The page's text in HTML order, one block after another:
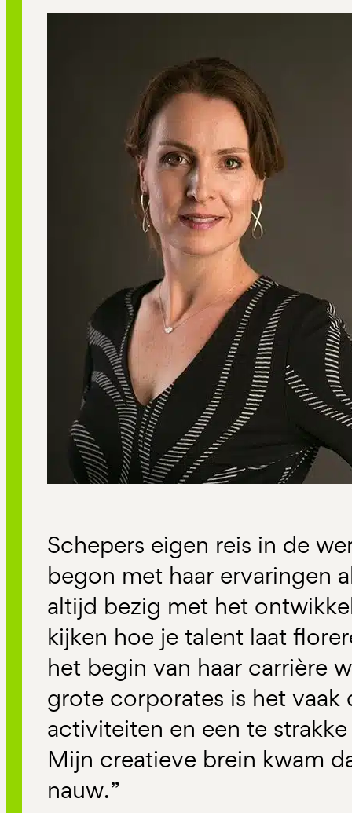
Schepers eigen reis in de
begon met haar ervaringen
altijd bezig met het
kijken hoe je talent laat
het begin van haar carrière
grote corporates is het
activiteiten en een te
Mijn creatieve brein kwam
nauw.”